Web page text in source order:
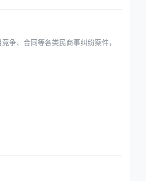
争、合同等各类民商事纠纷案件，